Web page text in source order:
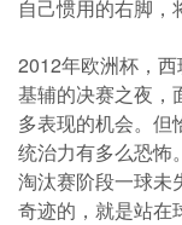
自己惯用的右脚，
2012年欧洲杯，
基辅的决赛之夜，
多表现的机会。但
统治力有多么恐怖
淘汰赛阶段一球未
奇迹的，就是站在